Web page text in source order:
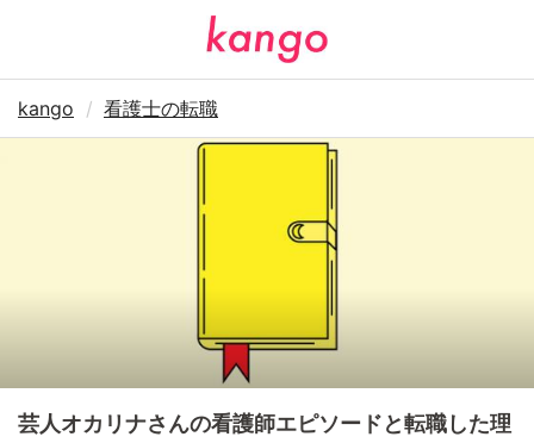
kango 看護士の転職
芸人オカリナさんの看護師エピソードと転職した理